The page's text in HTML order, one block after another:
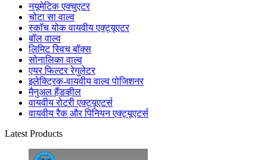
नयूमेटिक एक्चुएटर
चोटा सा वाल्व
स्कॉच योक वायवीय एक्ट्यूएटर
बॉल वाल्व
लिमिट स्विच बॉक्स
सोनालिका वाल्व
एयर फिल्टर रेगुलेटर
इलेक्ट्रिक-वायवीय वाल्व पोजिशनर
मैनुअल हैंडव्हील
वायवीय रोटरी एक्ट्यूएटर्स
वायवीय रैक और पिनियन एक्ट्यूएटर्स
Latest Products